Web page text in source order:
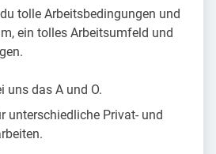
tolle Arbeitsbedingungen und
ein tolles Arbeitsumfeld und
uns das A und O.
unterschiedliche Privat- und